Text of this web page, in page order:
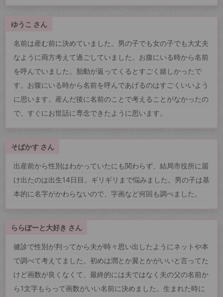
ゆうこ さん
名前は産む前に決めていました。男の子でも女の子でも大丈夫
なように両方考えて過ごしていました。お腹にいる時から名前
を呼んでいました。胎動が返ってくるとすごく嬉しかったで
す。お腹にいる時から名前を呼んであげるのはすごくいいよう
に思います。産んだ後に名前のことで考えることがなかったの
で、すぐにお世話に専念できたように思います。
そばかす さん
出産前から性別はわかっていたにも関わらず、結局市役所に届
け出たのは出生14日目。ギリギリまで悩みました。男の子は基
本的に名字がかわらないので、字画など何回も調べました。
ららぽーと大好き さん
健診で性別が判ってから夫が時々思い出したようにネットや本
で調べて考えてました。初めは潤とか翼とかがいいと言ってた
けど画数が良くなくて、最終的には夫ではなく夫の父の名前か
ら1文字もらって画数がいい名前に決めました。生まれた時に